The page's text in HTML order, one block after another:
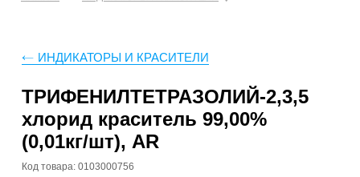
ИНДИКАТОРЫ И КРАСИТЕЛИ
ТРИФЕНИЛТЕТРАЗОЛИЙ-2,3,5
хлорид краситель 99,00%
(0,01кг/шт), AR
Код товара: 0103000756